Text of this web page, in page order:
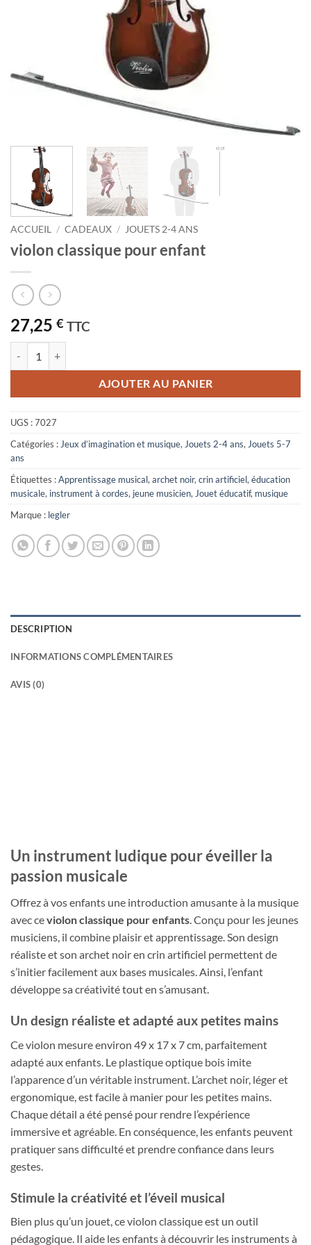
ACCUEIL / CADEAUX / JOUETS 2-4 ANS
violon classique pour enfant
27,25 € TTC
AJOUTER AU PANIER
UGS :7027
Catégories :Jeux d’imagination et musique,Jouets 2-4 ans,Jouets 5-7
ans
Étiquettes :Apprentissage musical,archet noir,crin artificiel,éducation
musicale, instrument à cordes, jeune musicien,Jouet éducatif, musique
Marque : legler
DESCRIPTION
INFORMATIONS COMPLÉMENTAIRES
AVIS (0)
Un instrument ludique pour éveiller la
passion musicale
Offrez à vos enfants une introduction amusante à la musique
avec ceviolon classique pour enfants. Conçu pour les jeunes
musiciens, il combine plaisir et apprentissage. Son design
réaliste et son archet noir en crin artificiel permettent de
s’initier facilement aux bases musicales. Ainsi, l’enfant
développe sa créativité tout en s’amusant.
Un design réaliste et adapté aux petites mains
Ce violon mesure environ 49 x 17 x 7 cm, parfaitement
adapté aux enfants. Le plastique optique bois imite
l’apparence d’un véritable instrument. L’archet noir, léger et
ergonomique, est facile à manier pour les petites mains.
Chaque détail a été pensé pour rendre l’expérience
immersive et agréable. En conséquence, les enfants peuvent
pratiquer sans difficulté et prendre confiance dans leurs
gestes.
Stimule la créativité et l’éveil musical
Bien plus qu’un jouet, ce violon classique est un outil
pédagogique. Il aide les enfants à découvrir les instruments à